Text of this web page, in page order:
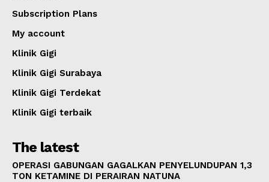
Subscription Plans
My account
Klinik Gigi
Klinik Gigi Surabaya
Klinik Gigi Terdekat
Klinik Gigi terbaik
The latest
OPERASI GABUNGAN GAGALKAN PENYELUNDUPAN 1,3
TON KETAMINE DI PERAIRAN NATUNA